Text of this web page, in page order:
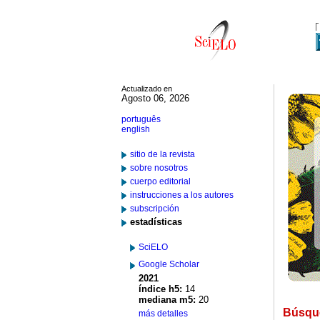
Actualizado en
Agosto 06, 2026
português
english
sitio de la revista
sobre nosotros
cuerpo editorial
instrucciones a los autores
subscripción
estadísticas
SciELO
Google Scholar
2021
índice h5: 14
mediana m5: 20
más detalles